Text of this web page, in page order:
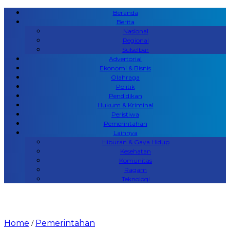
Beranda
Berita
Nasional
Regional
Sulselbar
Advertorial
Ekonomi & Bisnis
Olahraga
Politik
Pendidikan
Hukum & Kriminal
Peristiwa
Pemerintahan
Lainnya
Hiburan & Gaya Hidup
Kesehatan
Komunitas
Ragam
Teknologi
Home / Pemerintahan